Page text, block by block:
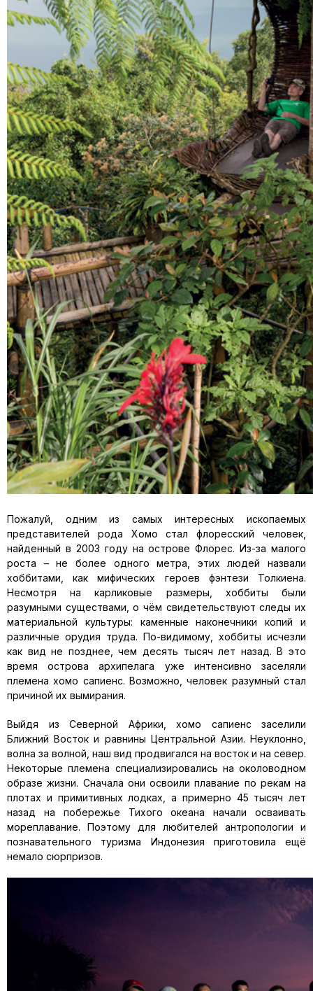
Пожалуй, одним из самых интересных ископаемых
представителей рода Хомо стал флоресский человек,
найденный в 2003 году на острове Флорес. Из-за малого
роста – не более одного метра, этих людей назвали
хоббитами, как мифических героев фэнтези Толкиена.
Несмотря на карликовые размеры, хоббиты были
разумными существами, о чём свидетельствуют следы их
материальной культуры: каменные наконечники копий и
различные орудия труда. По-видимому, хоббиты исчезли
как вид не позднее, чем десять тысяч лет назад. В это
время острова архипелага уже интенсивно заселяли
племена хомо сапиенс. Возможно, человек разумный стал
причиной их вымирания.
Выйдя из Северной Африки, хомо сапиенс заселили
Ближний Восток и равнины Центральной Азии. Неуклонно,
волна за волной, наш вид продвигался на восток и на север.
Некоторые племена специализировались на околоводном
образе жизни. Сначала они освоили плавание по рекам на
плотах и примитивных лодках, а примерно 45 тысяч лет
назад на побережье Тихого океана начали осваивать
мореплавание. Поэтому для любителей антропологии и
познавательного туризма Индонезия приготовила ещё
немало сюрпризов.